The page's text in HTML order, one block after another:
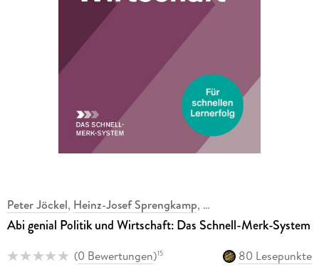
Peter Jöckel, Heinz-Josef Sprengkamp,
Abi genial Politik und Wirtschaft: Das Schnell-Merk-System
(0 Bewertungen)15
80 Lesepunkte